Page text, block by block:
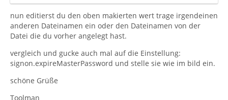
nun editierst du den oben makierten wert trage irgendeinen
anderen Dateinamen ein oder den Dateinamen von der
Datei die du vorher angelegt hast.
vergleich und gucke auch mal auf die Einstellung:
signon.expireMasterPassword und stelle sie wie im bild ein.
schöne Grüße
Toolman